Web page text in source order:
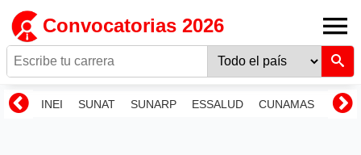
Convocatorias 2026
INEI SUNAT SUNARP ESSALUD CUNAMAS